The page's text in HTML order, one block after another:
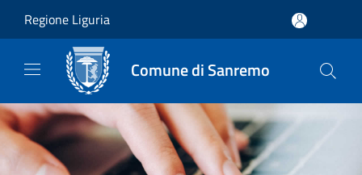
Regione Liguria
Comune di Sanremo